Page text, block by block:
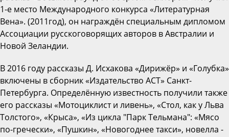
1-е место Международного конкурса «Литературная
Вена». (2011год), он награждён специальным дипломом
Ассоциации русскоговорящих авторов в Австралии и
Новой Зеландии.
В 2016 году рассказы Д. Исхакова «Дирижёр» и «Голубка»
включены в сборник «Издательство АСТ» Санкт-
Петербурга. Определённую известность получили также
его рассказы «Мотоциклист и ливень», «Стол, как у Льва
Толстого», «Крыса», «Из цикла "Парк Тельмана": «Мясо
по-гречески», «Пушкин», «Новогоднее такси», новелла -